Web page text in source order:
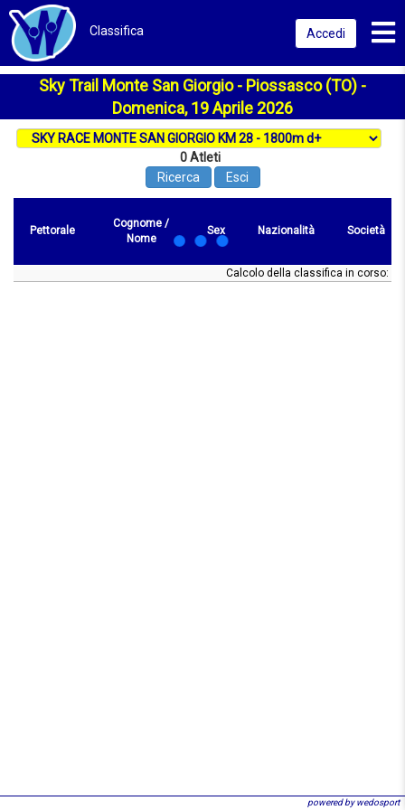
Classifica Accedi
Sky Trail Monte San Giorgio - Piossasco (TO) -
Domenica, 19 Aprile 2026
0 Atleti
Ricerca
Esci
Pettorale
Cognome /
Nome
Sex Nazionalità Società
Nazionalità Società
Prese
Pos/sex
Calcolo della classifica in corso:
powered by wedosport